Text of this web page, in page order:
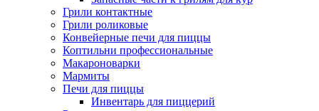
Грили контактные
Грили роликовые
Конвейерные печи для пиццы
Коптильни профессиональные
Макароноварки
Мармиты
Печи для пиццы
Инвентарь для пиццерий